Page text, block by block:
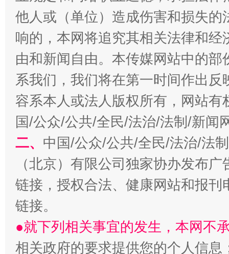
揭开“小金库”的免责幌子
受贿1.44亿！段成刚被判无期
他人或（单位）造成伤害和损失
响的，本网将追究其相关法律和
由和新闻自由。本传媒网站中的
系我们，我们将在第一时间作出
容系本人或法人版权所有，网站
国/公众/公共/全民/法治/法制/新闻
二、 中国/公众/公共/全民/法治/法
（北京）有限公司独家协办发布
链接，授权合法、健康网站和报
链接。
●就下列相关事宜的发生，本网不
相关政府的要求提供您的个人信息